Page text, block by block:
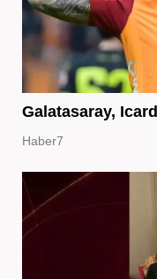
Galatasaray,
Haber7